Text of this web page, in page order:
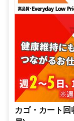
カゴ・カート